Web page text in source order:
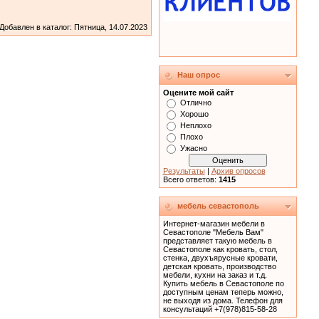
Добавлен в каталог: Пятница, 14.07.2023
Наш опрос
Оцените мой сайт
Отлично
Хорошо
Неплохо
Плохо
Ужасно
Результаты| Архив опросов
Всего ответов: 1415
мебель севастополь
Интернет-магазин мебели в
Севастополе "Мебель Вам"
представляет такую мебель в
Севастополе как кровать, cтол,
стенка, двухъярусные кровати,
детская кровать, производство
мебели, кухни на заказ и т.д.
Купить мебель в Севастополе по
доступным ценам теперь можно,
не выходя из дома. Телефон для
консультаций +7(978)815-58-28